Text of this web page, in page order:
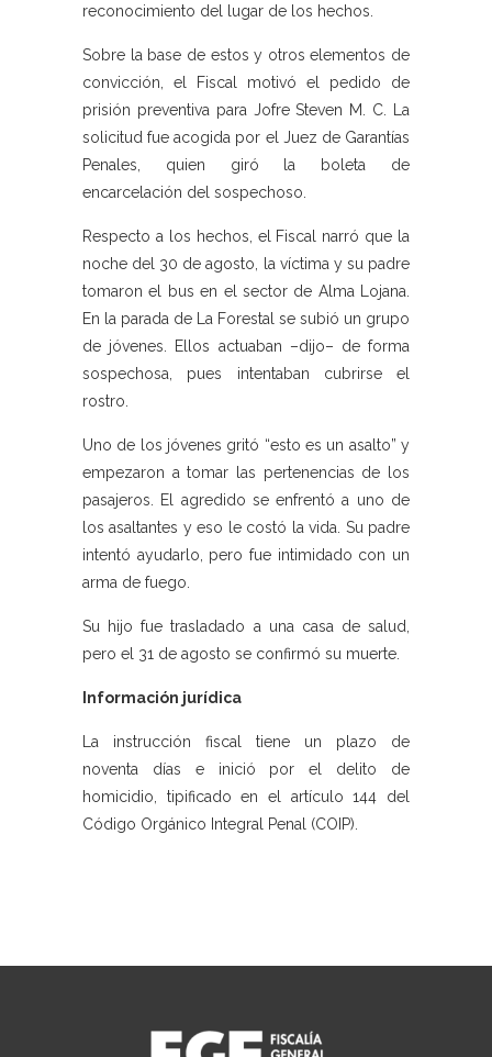
reconocimiento del lugar de los hechos.
Sobre la base de estos y otros elementos de
convicción, el Fiscal motivó el pedido de
prisión preventiva para Jofre Steven M. C. La
solicitud fue acogida por el Juez de Garantías
Penales, quien giró la boleta de
encarcelación del sospechoso.
Respecto a los hechos, el Fiscal narró que la
noche del 30 de agosto, la víctima y su padre
tomaron el bus en el sector de Alma Lojana.
En la parada de La Forestal se subió un grupo
de jóvenes. Ellos actuaban –dijo– de forma
sospechosa, pues intentaban cubrirse el
rostro.
Uno de los jóvenes gritó “esto es un asalto” y
empezaron a tomar las pertenencias de los
pasajeros. El agredido se enfrentó a uno de
los asaltantes y eso le costó la vida. Su padre
intentó ayudarlo, pero fue intimidado con un
arma de fuego.
Su hijo fue trasladado a una casa de salud,
pero el 31 de agosto se confirmó su muerte.
Información jurídica
La instrucción fiscal tiene un plazo de
noventa días e inició por el delito de
homicidio, tipificado en el artículo 144 del
Código Orgánico Integral Penal (COIP).